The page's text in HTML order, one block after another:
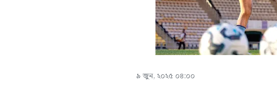
৯ জুন, ২০২৫ ০৪:০০